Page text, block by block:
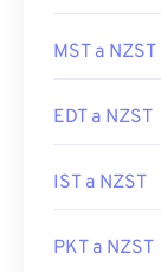
MST a NZST
EDT a NZST
IST a NZST
PKT a NZST